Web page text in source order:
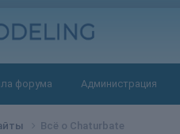
форума Администрация
Всё о Chaturbate